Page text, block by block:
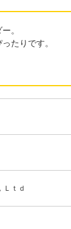
。
たりです。
Ｌｔｄ